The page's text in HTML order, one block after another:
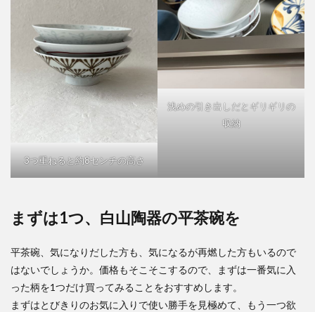
3つ重ねると約8センチの高さ
浅めの引き出しだとギリギリの
収納
まずは1つ、白山陶器の平茶碗を
平茶碗、気になりだした方も、気になるが再燃した方もいるので
はないでしょうか。価格もそこそこするので、まずは一番気に入
った柄を1つだけ買ってみることをおすすめします。
まずはとびきりのお気に入りで使い勝手を見極めて、もう一つ欲